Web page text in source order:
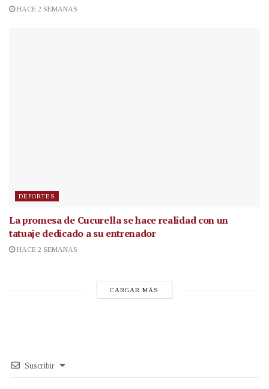
HACE 2 SEMANAS
DEPORTES
La promesa de Cucurella se hace realidad con un
tatuaje dedicado a su entrenador
HACE 2 SEMANAS
CARGAR MÁS
Suscribir